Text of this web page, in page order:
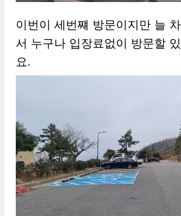
이번이 세번쨰 방문이지만 늘
서 누구나 입장료없이 방문할
요.